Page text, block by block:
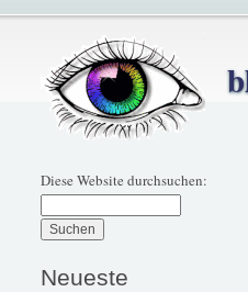
Diese Website durchsuchen:
Neueste